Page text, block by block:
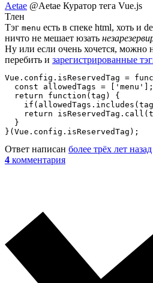
Aetae @Aetae Куратор тега Vue.js
Тлен
Тэг menu есть в спеке html, хоть и
ничто не мешает юзать
Ну или если очень хочется, можно
перебить и зарегистрированные
Vue.config.isReservedTag =
  const allowedTags = ['menu'];
  return function(tag) {
return
  }
}(Vue.config.isReservedTag);
Ответ написан более трёх лет назад
4 комментария